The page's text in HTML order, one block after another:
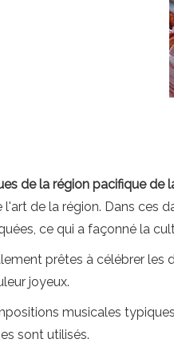
de la région pacifique de
de la région. Dans ces
ce qui a façonné la
prêtes à célébrer les
joyeux.
musicales
sont utilisés.